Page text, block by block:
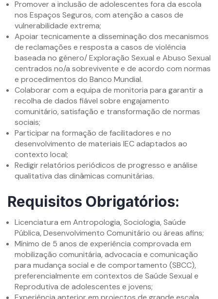
Promover a inclusão de adolescentes fora da escola
nos Espaços Seguros, com atenção a casos de
vulnerabilidade extrema;
Apoiar tecnicamente a disseminação dos mecanismos
de reclamações e resposta a casos de violência
baseada no género/ Exploração Sexual e Abuso Sexual
centrados no/a sobrevivente e de acordo com normas
e procedimentos do Banco Mundial.
Colaborar com a equipa de monitoria para garantir a
recolha de dados fiável sobre engajamento
comunitário, satisfação e transformação de normas
sociais;
Participar na formação de facilitadores e no
desenvolvimento de materiais IEC adaptados ao
contexto local;
Redigir relatórios periódicos de progresso e análise
qualitativa das dinâmicas comunitárias.
Requisitos Obrigatórios:
Licenciatura em Antropologia, Sociologia, Saúde
Pública, Desenvolvimento Comunitário ou áreas afins;
Mínimo de 5 anos de experiência comprovada em
mobilização comunitária, advocacia e comunicação
para mudança social e de comportamento (SBCC),
preferencialmente em contextos de Saúde Sexual e
Reprodutiva de adolescentes e jovens;